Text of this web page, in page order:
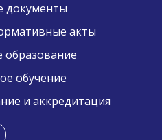
документы
акты
обучение
и аккредитация